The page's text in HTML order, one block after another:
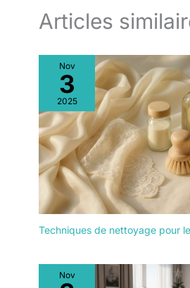
Articles
Nov
3
2025
Techniques de nettoyage pour
Nov